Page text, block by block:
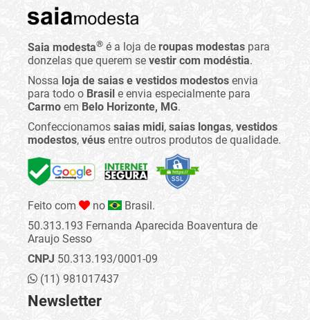
Saia modesta® é a loja de roupas modestas para
donzelas que querem se vestir com modéstia.
Nossa loja de saias e vestidos modestos envia
para todo o Brasil e envia especialmente para
Carmo em Belo Horizonte, MG.
Confeccionamos saias midi, saias longas, vestidos
modestos, véus entre outros produtos de qualidade.
Feito com no
Brasil.
50.313.193 Fernanda Aparecida Boaventura de
Araujo Sesso
CNPJ 50.313.193/0001-09
(11) 981017437
Newsletter